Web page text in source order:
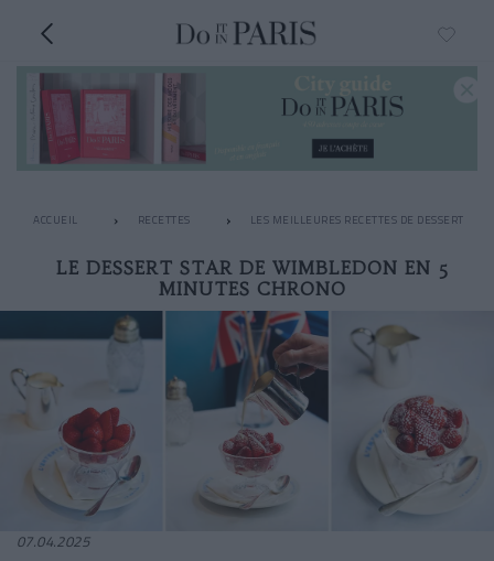
ACCUEIL RECETTES LES MEILLEURES RECETTES DE DESSERT
LE DESSERT STAR DE WIMBLEDON EN 5
MINUTES CHRONO
07.04.2025